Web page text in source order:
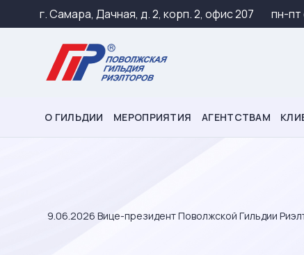
г. Самара, Дачная, д. 2, корп. 2, офис 207 пн-пт
О ГИЛЬДИИ МЕРОПРИЯТИЯ АГЕНТСТВАМ
9.06.2026 Вице-президент Поволжской Гильдии